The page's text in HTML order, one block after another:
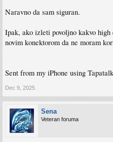
Naravno da sam siguran.
Ipak, ako izleti povoljno kakvo high
novim konektorom da ne moram
Sent from my iPhone using Tapatalk
Dec 9, 2025
Sena
Veteran foruma